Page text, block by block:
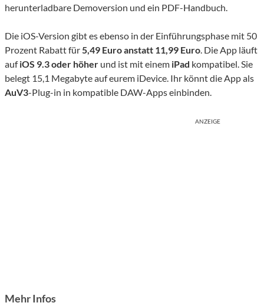
herunterladbare Demoversion und ein PDF-Handbuch.
Die iOS-Version gibt es ebenso in der Einführungsphase mit 50
Prozent Rabatt für5,49 Euro anstatt 11,99 Euro. Die App läuft
aufiOS 9.3 oder höher und ist mit einem iPad kompatibel. Sie
belegt 15,1 Megabyte auf eurem iDevice. Ihr könnt die App als
AuV3-Plug-in in kompatible DAW-Apps einbinden.
ANZEIGE
Mehr Infos